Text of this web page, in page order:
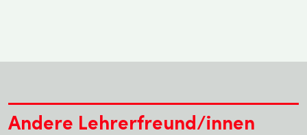
Andere Lehrerfreund/innen